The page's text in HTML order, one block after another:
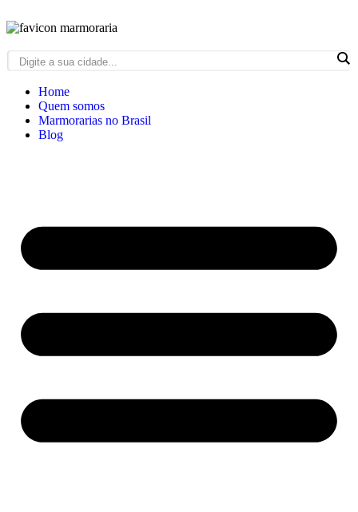
Home
Quem somos
Marmorarias no Brasil
Blog